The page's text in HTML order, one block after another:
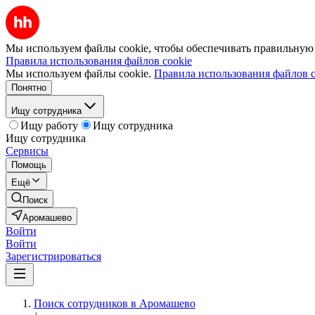
Мы используем файлы cookie, чтобы обеспечивать правильную
Правила использования файлов cookie
Мы используем файлы cookie. Правила использования файлов
Понятно
Ищу сотрудника
Ищу работу
Ищу сотрудника
Ищу сотрудника
Сервисы
Помощь
Ещё
Поиск
Аромашево
Войти
Войти
Зарегистрироваться
Поиск сотрудников в Аромашево